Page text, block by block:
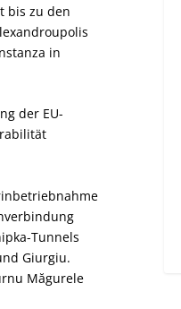
bis zu den
in
der EU-
Tunnels
Giurgiu.
Măgurele